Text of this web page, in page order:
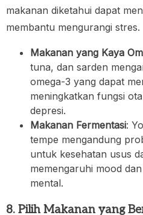
makanan diketahui dapat
membantu mengurangi stres.
Makanan yang Kaya
tuna, dan sarden
omega-3 yang dapat
meningkatkan fungsi
depresi.
Makanan Fermentasi:
tempe mengandung
untuk kesehatan usus
memengaruhi mood
mental.
8. Pilih Makanan yang